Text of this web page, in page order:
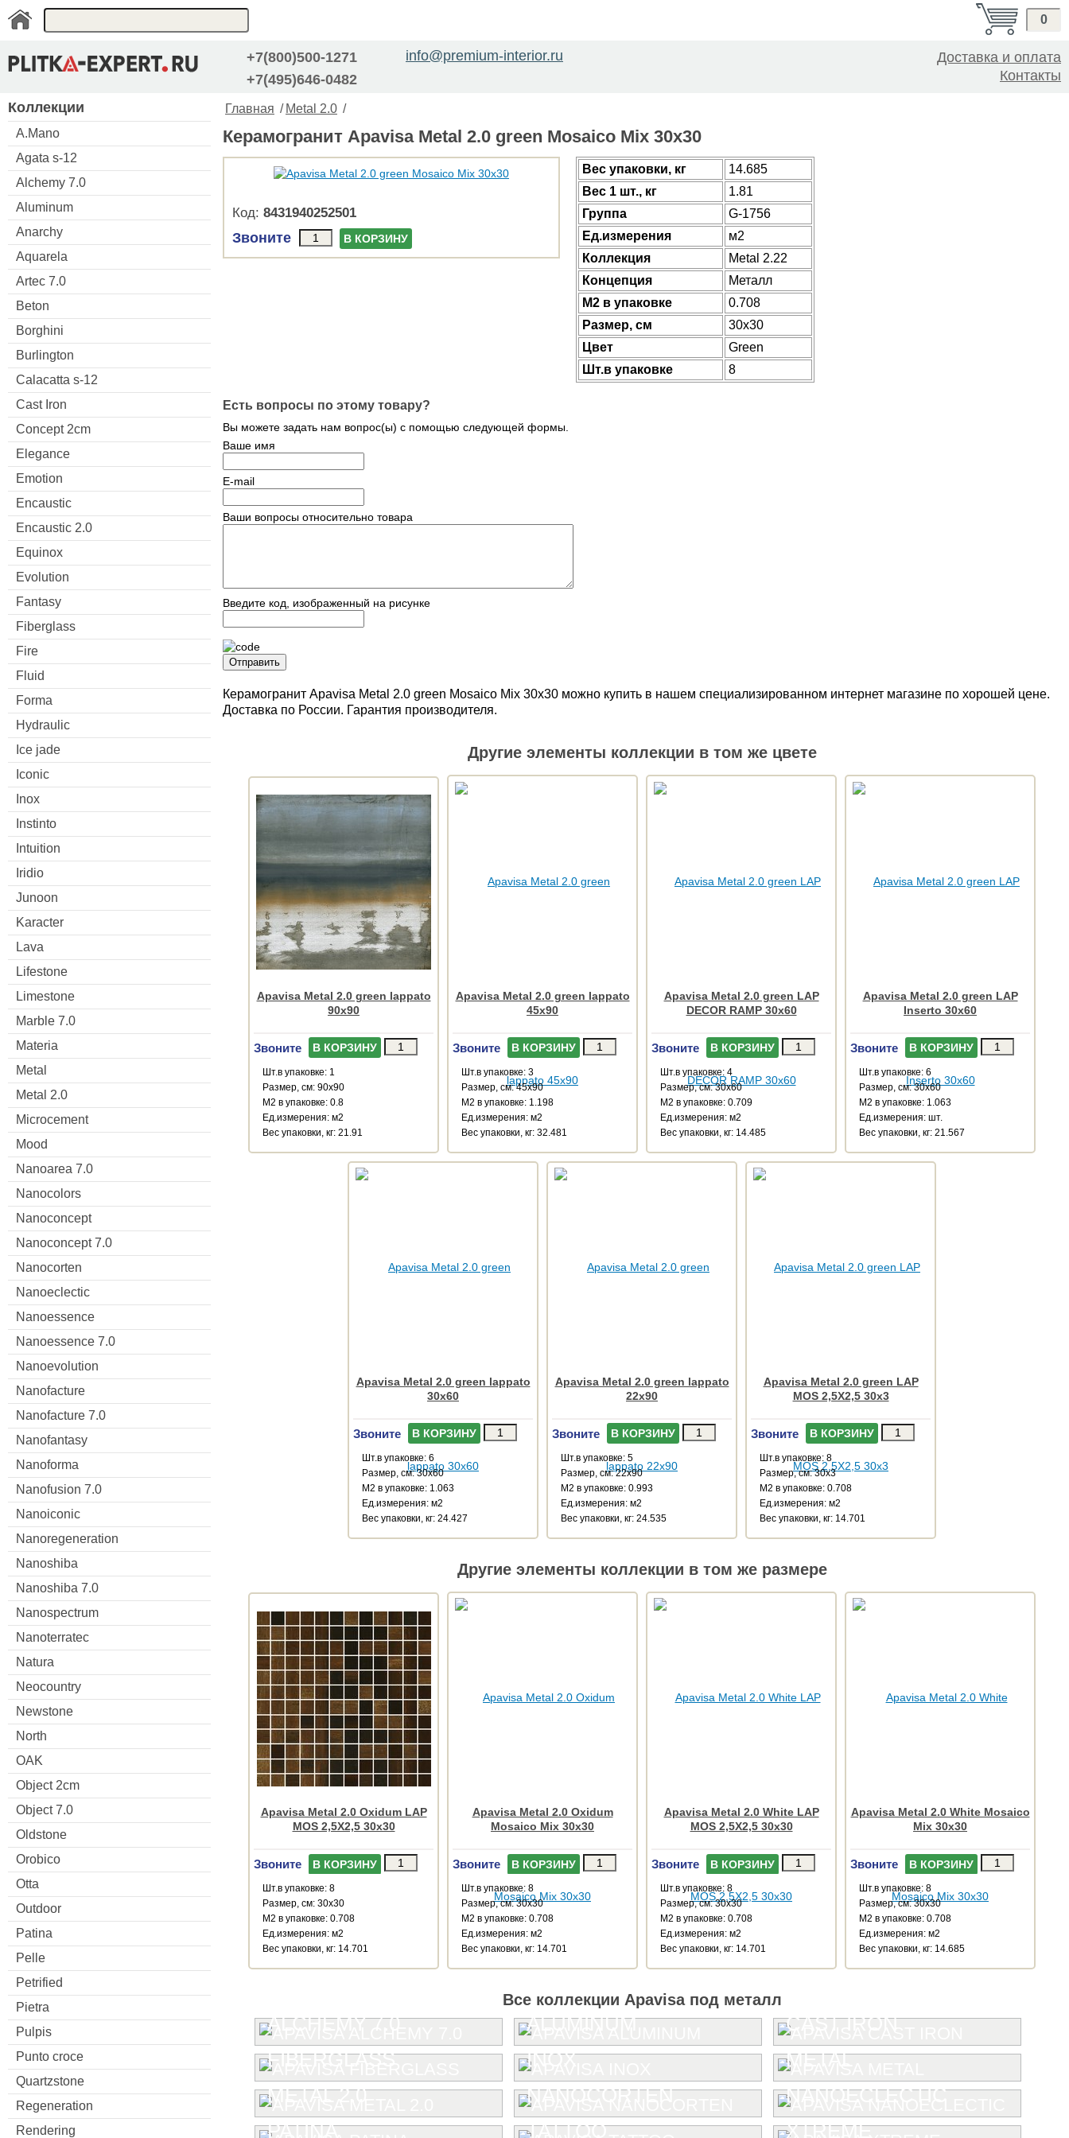
0
+7(800)500-1271
+7(495)646-0482
info@premium-interior.ru
Доставка и оплата
Контакты
Коллекции
A.Mano
Agata s-12
Alchemy 7.0
Aluminum
Anarchy
Aquarela
Artec 7.0
Beton
Borghini
Burlington
Calacatta s-12
Cast Iron
Concept 2cm
Elegance
Emotion
Encaustic
Encaustic 2.0
Equinox
Evolution
Fantasy
Fiberglass
Fire
Fluid
Forma
Hydraulic
Ice jade
Iconic
Inox
Instinto
Intuition
Iridio
Junoon
Karacter
Lava
Lifestone
Limestone
Marble 7.0
Materia
Metal
Metal 2.0
Microcement
Mood
Nanoarea 7.0
Nanocolors
Nanoconcept
Nanoconcept 7.0
Nanocorten
Nanoeclectic
Nanoessence
Nanoessence 7.0
Nanoevolution
Nanofacture
Nanofacture 7.0
Nanofantasy
Nanoforma
Nanofusion 7.0
Nanoiconic
Nanoregeneration
Nanoshiba
Nanoshiba 7.0
Nanospectrum
Nanoterratec
Natura
Neocountry
Newstone
North
OAK
Object 2cm
Object 7.0
Oldstone
Orobico
Otta
Outdoor
Patina
Pelle
Petrified
Pietra
Pulpis
Punto croce
Quartzstone
Regeneration
Rendering
Главная / Metal 2.0 /
Керамогранит Apavisa Metal 2.0 green Mosaico Mix 30x30
Код: 8431940252501
Звоните В КОРЗИНУ
Веc упаковки, кг
14.685
Вес 1 шт., кг
1.81
Группа
G-1756
Ед.измерения
м2
Коллекция
Metal 2.22
Концепция
Металл
М2 в упаковке
0.708
Размер, см
30x30
Цвет
Green
Шт.в упаковке
8
Есть вопросы по этому товару?
Вы можете задать нам вопрос(ы) с помощью следующей формы.
Ваше имя
E-mail
Ваши вопросы относительно товара
Введите код, изображенный на рисунке
Отправить
Керамогранит Apavisa Metal 2.0 green Mosaico Mix 30x30 можно купить в нашем специализированном интернет магазине по хорошей цене.
Доставка по России. Гарантия производителя.
Другие элементы коллекции в том же цвете
Apavisa Metal 2.0 green lappato
90x90
Звоните В КОРЗИНУ
Шт.в упаковке: 1
Размер, см: 90x90
М2 в упаковке: 0.8
Ед.измерения: м2
Веc упаковки, кг: 21.91
Apavisa Metal 2.0 green lappato
45x90
Звоните В КОРЗИНУ
Шт.в упаковке: 3
Размер, см: 45x90
М2 в упаковке: 1.198
Ед.измерения: м2
Веc упаковки, кг: 32.481
Apavisa Metal 2.0 green LAP
DECOR RAMP 30x60
Звоните В КОРЗИНУ
Шт.в упаковке: 4
Размер, см: 30x60
М2 в упаковке: 0.709
Ед.измерения: м2
Веc упаковки, кг: 14.485
Apavisa Metal 2.0 green LAP
Inserto 30x60
Звоните В КОРЗИНУ
Шт.в упаковке: 6
Размер, см: 30x60
М2 в упаковке: 1.063
Ед.измерения: шт.
Веc упаковки, кг: 21.567
Apavisa Metal 2.0 green lappato
30x60
Звоните В КОРЗИНУ
Шт.в упаковке: 6
Размер, см: 30x60
М2 в упаковке: 1.063
Ед.измерения: м2
Веc упаковки, кг: 24.427
Apavisa Metal 2.0 green lappato
22x90
Звоните В КОРЗИНУ
Шт.в упаковке: 5
Размер, см: 22x90
М2 в упаковке: 0.993
Ед.измерения: м2
Веc упаковки, кг: 24.535
Apavisa Metal 2.0 green LAP
MOS 2,5X2,5 30x3
Звоните В КОРЗИНУ
Шт.в упаковке: 8
Размер, см: 30x3
М2 в упаковке: 0.708
Ед.измерения: м2
Веc упаковки, кг: 14.701
Другие элементы коллекции в том же размере
Apavisa Metal 2.0 Oxidum LAP
MOS 2,5X2,5 30x30
Звоните В КОРЗИНУ
Шт.в упаковке: 8
Размер, см: 30x30
М2 в упаковке: 0.708
Ед.измерения: м2
Веc упаковки, кг: 14.701
Apavisa Metal 2.0 Oxidum
Mosaico Mix 30x30
Звоните В КОРЗИНУ
Шт.в упаковке: 8
Размер, см: 30x30
М2 в упаковке: 0.708
Ед.измерения: м2
Веc упаковки, кг: 14.701
Apavisa Metal 2.0 White LAP
MOS 2,5X2,5 30x30
Звоните В КОРЗИНУ
Шт.в упаковке: 8
Размер, см: 30x30
М2 в упаковке: 0.708
Ед.измерения: м2
Веc упаковки, кг: 14.701
Apavisa Metal 2.0 White Mosaico
Mix 30x30
Звоните В КОРЗИНУ
Шт.в упаковке: 8
Размер, см: 30x30
М2 в упаковке: 0.708
Ед.измерения: м2
Веc упаковки, кг: 14.685
Все коллекции Apavisa под металл
ALCHEMY 7.0 ALUMINUM
CAST IRON
FIBERGLASS
INOX
METAL
METAL 2.0
NANOCORTEN
NANOECLECTIC
PATINA
TATTOO XTREME